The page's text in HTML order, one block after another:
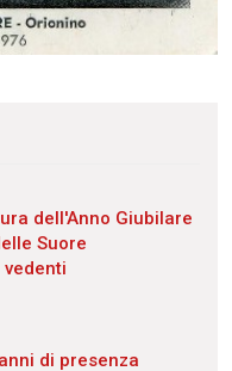
dell'Anno Giubilare
Suore
di presenza